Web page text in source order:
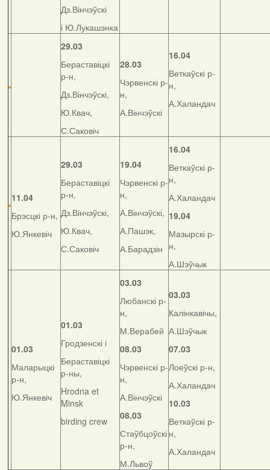
Дз.Вінчэўскі
і Ю.Лукашэнка
29.03
Бераставіцкі
р-н,
Дз.Вінчэўскі,
Ю.Квач,
С.Саковіч
28.03
Чэрвенскі р-
н,
А.Вінчэўскі
16.04
Веткаўскі р-
н,
А.Халандач
11.04
Брэсцкі р-н,
Ю.Янкевіч
29.03
Бераставіцкі
р-н,
Дз.Вінчэўскі,
Ю.Квач,
С.Саковіч
19.04
Чэрвенскі р-
н,
А.Вінчэўскі,
А.Пашэк,
А.Барадзін
16.04
Веткаўскі р-
н,
А.Халандач
19.04
Мазырскі р-
н,
А.Шэўчык
01.03
Маларыцкі
р-н,
Ю.Янкевіч
01.03
Гродзенскі і
Бераставіцкі
р-ны,
Hrodna et
Minsk
birding crew
03.03
Любанскі р-
н,
М.Верабей
08.03
Чэрвенскі р-
н,
А.Вінчэўскі
08.03
Стаўбцоўскі
р-н,
М.Львоў
03.03
Калінкавічы,
А.Шэўчык
07.03
Лоеўскі р-н,
А.Халандач
10.03
Веткаўскі р-
н,
А.Халандач